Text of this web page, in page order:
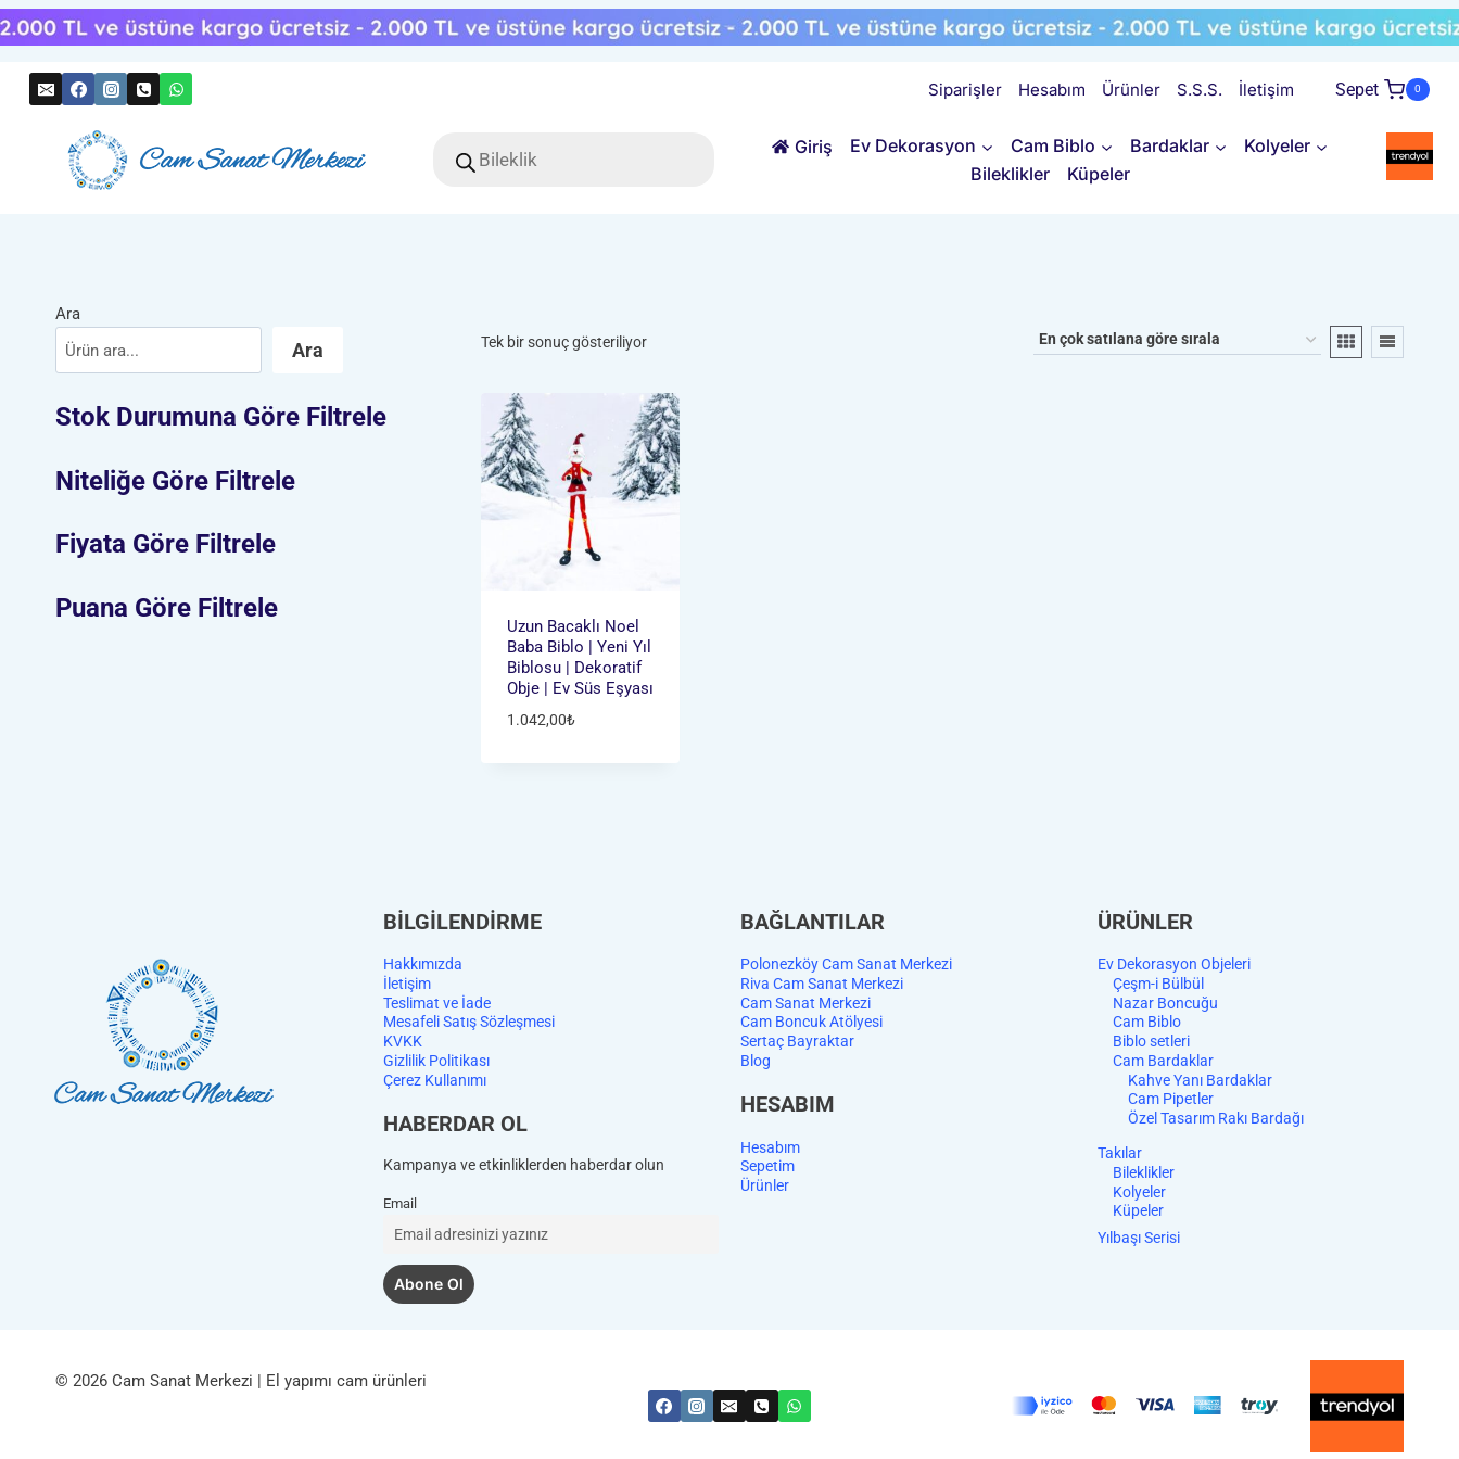
Skip
to
Siparişler Hesabım Ürünler S.S.S. İletişim Sepet 0
search
Giriş Ev Dekorasyon Cam Biblo Bardaklar
Kolyeler
Bileklikler
Küpeler
Tek bir sonuç gösteriliyor
Uzun Bacaklı Noel
Baba Biblo | Yeni Yıl
Biblosu | Dekoratif
Obje | Ev Süs Eşyası
1.042,00₺
Ara
Ara
Stok Durumuna Göre Filtrele
Niteliğe Göre Filtrele
Fiyata Göre Filtrele
Puana Göre Filtrele
BİLGİLENDİRME
Hakkımızda
İletişim
Teslimat ve İade
Mesafeli Satış Sözleşmesi
KVKK
Gizlilik Politikası
Çerez Kullanımı
HABERDAR OL
Kampanya ve etkinliklerden haberdar olun
Email
BAĞLANTILAR
Polonezköy Cam Sanat Merkezi
Riva Cam Sanat Merkezi
Cam Sanat Merkezi
Cam Boncuk Atölyesi
Sertaç Bayraktar
Blog
HESABIM
Hesabım
Sepetim
Ürünler
ÜRÜNLER
Ev Dekorasyon Objeleri
Çeşm-i Bülbül
Nazar Boncuğu
Cam Biblo
Biblo setleri
Cam Bardaklar
Kahve Yanı Bardaklar
Cam Pipetler
Özel Tasarım Rakı Bardağı
Takılar
Bileklikler
Kolyeler
Küpeler
Yılbaşı Serisi
© 2026 Cam Sanat Merkezi | El yapımı cam ürünleri